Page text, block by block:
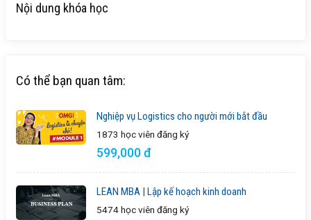
Nội dung khóa học
Có thể bạn quan tâm:
Nghiệp vụ Logistics cho người mới bắt đầu
1873 học viên đăng ký
599,000 đ
LEAN MBA | Lập kế hoạch kinh doanh
5474 học viên đăng ký